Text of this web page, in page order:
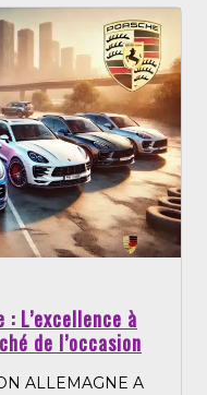
L’excellence à
de l’occasion
ALLEMAGNE A